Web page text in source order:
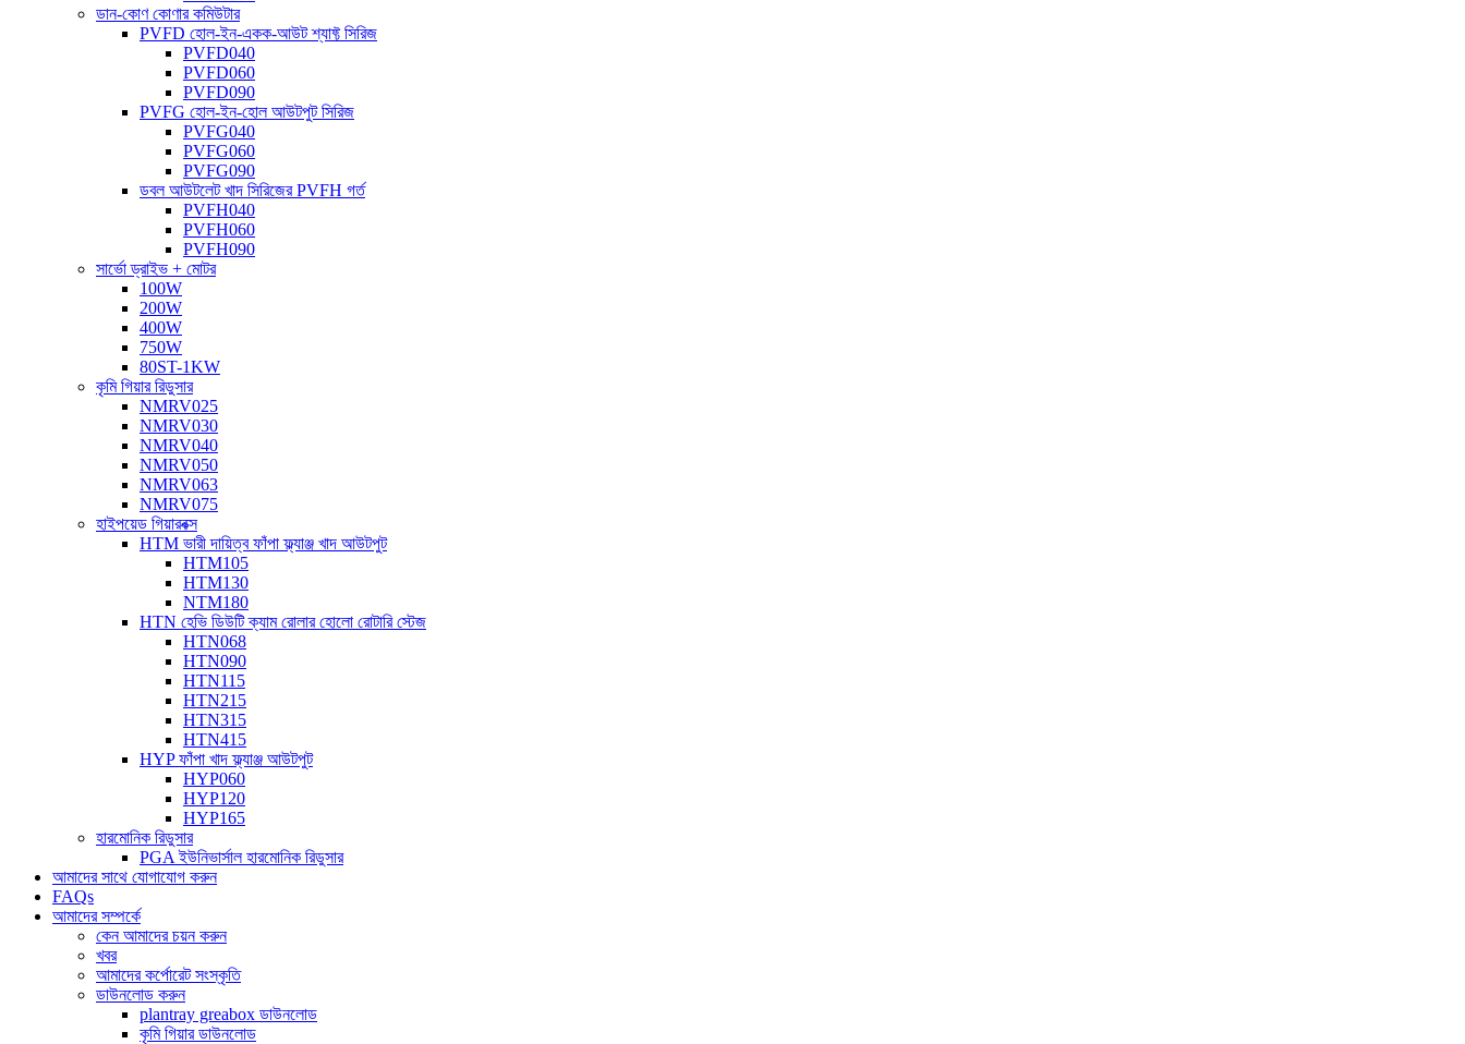
ডান-কোণ কোণার কমিউটার
PVFD হোল-ইন-একক-আউট শ্যাফ্ট সিরিজ
PVFD040
PVFD060
PVFD090
PVFG হোল-ইন-হোল আউটপুট সিরিজ
PVFG040
PVFG060
PVFG090
ডবল আউটলেট খাদ সিরিজের PVFH গর্ত
PVFH040
PVFH060
PVFH090
সার্ভো ড্রাইভ + মোটর
100W
200W
400W
750W
80ST-1KW
কৃমি গিয়ার রিডুসার
NMRV025
NMRV030
NMRV040
NMRV050
NMRV063
NMRV075
হাইপয়েড গিয়ারবক্স
HTM ভারী দায়িত্ব ফাঁপা ফ্ল্যাঞ্জ খাদ আউটপুট
HTM105
HTM130
NTM180
HTN হেভি ডিউটি ​​ক্যাম রোলার হোলো রোটারি স্টেজ
HTN068
HTN090
HTN115
HTN215
HTN315
HTN415
HYP ফাঁপা খাদ ফ্ল্যাঞ্জ আউটপুট
HYP060
HYP120
HYP165
হারমোনিক রিডুসার
PGA ইউনিভার্সাল হারমোনিক রিডুসার
আমাদের সাথে যোগাযোগ করুন
FAQs
আমাদের সম্পর্কে
কেন আমাদের চয়ন করুন
খবর
আমাদের কর্পোরেট সংস্কৃতি
ডাউনলোড করুন
plantray greabox ডাউনলোড
কৃমি গিয়ার ডাউনলোড